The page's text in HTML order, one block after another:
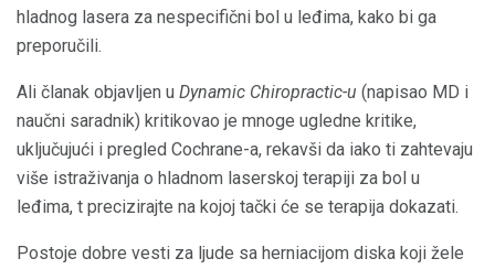
hladnog lasera za nespecifični bol u leđima, kako bi ga
preporučili.
Ali članak objavljen u Dynamic Chiropractic-u (napisao MD i
naučni saradnik) kritikovao je mnoge ugledne kritike,
uključujući i pregled Cochrane-a, rekavši da iako ti zahtevaju
više istraživanja o hladnom laserskoj terapiji za bol u
leđima, t precizirajte na kojoj tački će se terapija dokazati.
Postoje dobre vesti za ljude sa herniacijom diska koji žele